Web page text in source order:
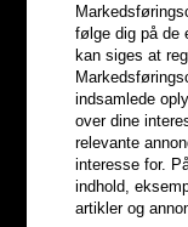
følge dig på de
kan siges at
indsamlede
over dine
relevante
interesse for.
indhold,
artikler og
Optjen
hele din
Bliv helt gratis en
handler
BLIV GRATIS